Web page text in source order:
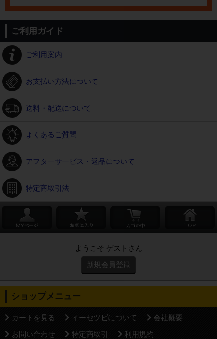
ご利用ガイド
ご利用案内
お支払い方法について
送料・配送について
よくあるご質問
アフターサービス・返品について
特定商取引法
ようこそ ゲストさん
新規会員登録
ショップメニュー
カートを見る イーセツビについて
会社概要
お問い合わせ
特定商取引 利用規約